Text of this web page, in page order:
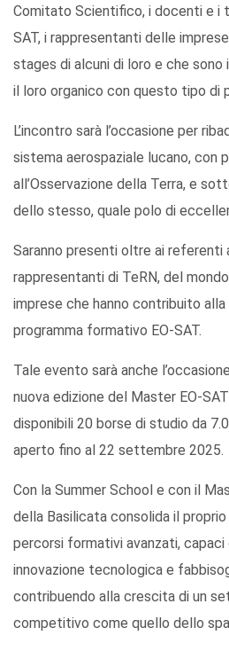
Comitato Scientifico, i docenti e i
SAT, i rappresentanti delle
stages di alcuni di loro e che
il loro organico con questo tipo di
L’incontro sarà l’occasione per
sistema aerospaziale lucano, con
all’Osservazione della Terra, e
dello stesso, quale polo di
Saranno presenti oltre ai referenti
rappresentanti di TeRN, del
imprese che hanno contribuito alla
programma formativo EO-SAT.
Tale evento sarà anche
nuova edizione del Master EO-
disponibili 20 borse di studio da
aperto fino al 22 settembre 2025.
Con la Summer School e con il
della Basilicata consolida il
percorsi formativi avanzati, capaci
innovazione tecnologica e
contribuendo alla crescita di un
competitivo come quello dello